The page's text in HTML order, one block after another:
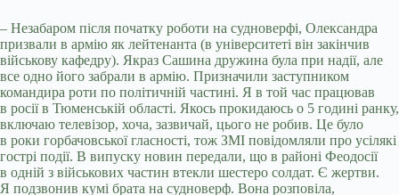
– Незабаром після початку роботи на судноверфі, Олександра
призвали в армію як лейтенанта (в університеті він закінчив
військову кафедру). Якраз Сашина дружина була при надії, але
все одно його забрали в армію. Призначили заступником
командира роти по політичній частині. Я в той час працював
в росії в Тюменській області. Якось прокидаюсь о 5 годині ранку,
включаю телевізор, хоча, зазвичай, цього не робив. Це було
в роки горбачовської гласності, тож ЗМІ повідомляли про усілякі
гострі події. В випуску новин передали, що в районі Феодосії
в одній з військових частин втекли шестеро солдат. Є жертви.
Я подзвонив кумі брата на судноверф. Вона розповіла,